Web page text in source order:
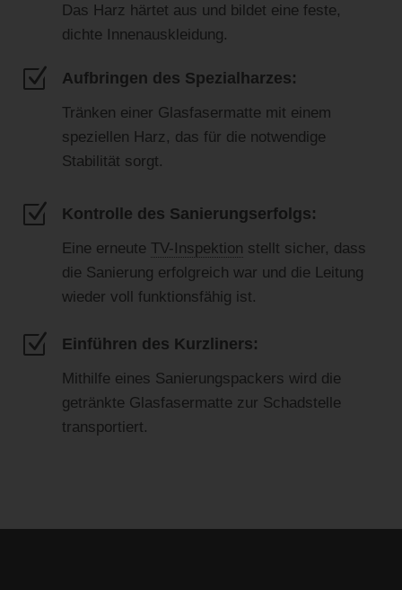
Das Harz härtet aus und bildet eine feste,
dichte Innenauskleidung.
Z Aufbringen des Spezialharzes:
Tränken einer Glasfasermatte mit einem
speziellen Harz, das für die notwendige
Stabilität sorgt.
Z Kontrolle des Sanierungserfolgs:
Eine erneute TV-Inspektion stellt sicher, dass
die Sanierung erfolgreich war und die Leitung
wieder voll funktionsfähig ist.
Z Einführen des Kurzliners:
Mithilfe eines Sanierungspackers wird die
getränkte Glasfasermatte zur Schadstelle
transportiert.